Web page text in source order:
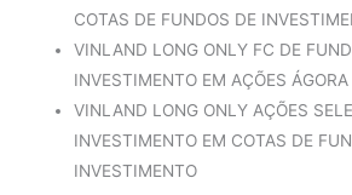
COTAS DE FUNDOS DE
VINLAND LONG ONLY FC DE
INVESTIMENTO EM AÇÕES ÁGORA
VINLAND LONG ONLY AÇÕES
INVESTIMENTO EM COTAS DE
INVESTIMENTO